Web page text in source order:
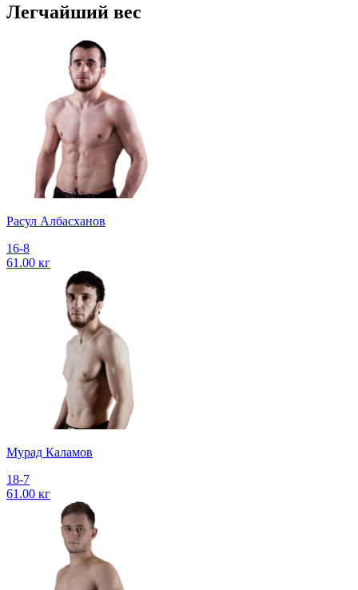
Легчайший вес
Расул Албасханов
16-8
61.00 кг
Мурад Каламов
18-7
61.00 кг